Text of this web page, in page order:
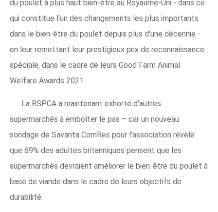
du poulet à plus haut bien-être au Royaume-Uni - dans ce
qui constitue l'un des changements les plus importants
dans le bien-être du poulet depuis plus d'une décennie -
en leur remettant leur prestigieux prix de reconnaissance
spéciale, dans le cadre de leurs Good Farm Animal
Welfare Awards 2021.
La RSPCA a maintenant exhorté d'autres
supermarchés à emboîter le pas – car un nouveau
sondage de Savanta ComRes pour l'association révèle
que 69% des adultes britanniques pensent que les
supermarchés devraient améliorer le bien-être du poulet à
base de viande dans le cadre de leurs objectifs de
durabilité.